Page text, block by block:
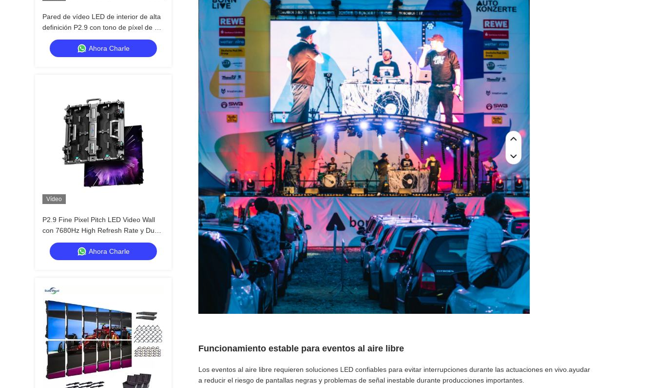
Pared de vídeo LED de interior de alta
definición P2.9 con tono de píxel de 2.9
mm 3840 Hz y velocidad de
actualización y brillo de 4500 cd / m2
Ahora Charle
Vídeo
P2.9 Fine Pixel Pitch LED Video Wall
con 7680Hz High Refresh Rate y Dual
Power & Signal Backup para eventos
de escenario
Ahora Charle
Funcionamiento estable para eventos al aire libre
Los eventos al aire libre requieren soluciones LED confiables para evitar interrupciones durante las actuaciones en vivo.ayudar
a reducir el riesgo de pantallas negras y problemas de señal inestable durante producciones importantes.